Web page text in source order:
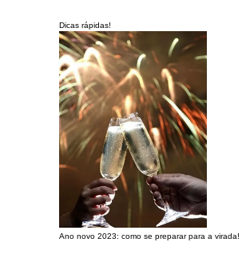
Dicas rápidas!
Ano novo 2023: como se preparar para a virada!